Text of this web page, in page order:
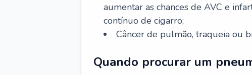
aumentar as chances de AVC e
contínuo de cigarro;
Câncer de pulmão, traqueia ou
Quando procurar um